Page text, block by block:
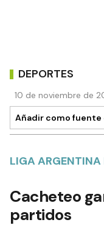
DEPORTES
10 de noviembre de
Añadir como fuente
LIGA ARGENTINA
Cacheteo
partidos